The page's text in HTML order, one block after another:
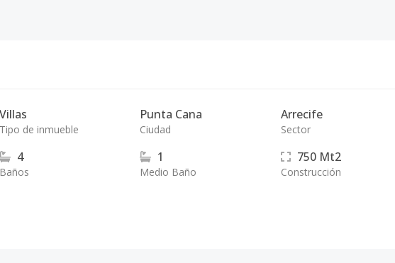
Villas
Tipo de inmueble
Punta Cana
Ciudad
Arrecife
Sector
4
Baños
1
Medio Baño
750 Mt2
Construcción